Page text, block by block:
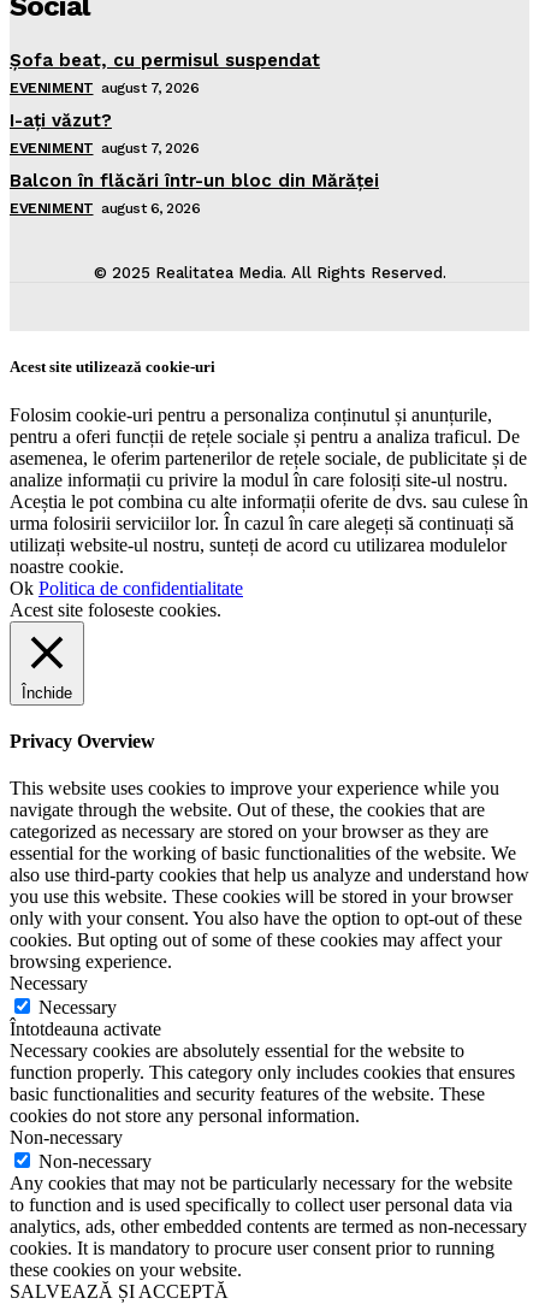
Şofa beat, cu permisul suspendat
EVENIMENT august 7, 2026
I-aţi văzut?
EVENIMENT august 7, 2026
Balcon în flăcări într-un bloc din Mărăţei
EVENIMENT august 6, 2026
© 2025 Realitatea Media. All Rights Reserved.
Acest site utilizează cookie-uri
Folosim cookie-uri pentru a personaliza conținutul și anunțurile,
pentru a oferi funcții de rețele sociale și pentru a analiza traficul. De
asemenea, le oferim partenerilor de rețele sociale, de publicitate și de
analize informații cu privire la modul în care folosiți site-ul nostru.
Aceștia le pot combina cu alte informații oferite de dvs. sau culese în
urma folosirii serviciilor lor. În cazul în care alegeți să continuați să
utilizați website-ul nostru, sunteți de acord cu utilizarea modulelor
noastre cookie.
Ok Politica de confidentialitate
Acest site foloseste cookies.
Închide
Privacy Overview
This website uses cookies to improve your experience while you
navigate through the website. Out of these, the cookies that are
categorized as necessary are stored on your browser as they are
essential for the working of basic functionalities of the website. We
also use third-party cookies that help us analyze and understand how
you use this website. These cookies will be stored in your browser
only with your consent. You also have the option to opt-out of these
cookies. But opting out of some of these cookies may affect your
browsing experience.
Necessary
Necessary
Întotdeauna activate
Necessary cookies are absolutely essential for the website to
function properly. This category only includes cookies that ensures
basic functionalities and security features of the website. These
cookies do not store any personal information.
Non-necessary
Non-necessary
Any cookies that may not be particularly necessary for the website
to function and is used specifically to collect user personal data via
analytics, ads, other embedded contents are termed as non-necessary
cookies. It is mandatory to procure user consent prior to running
these cookies on your website.
SALVEAZĂ ȘI ACCEPTĂ